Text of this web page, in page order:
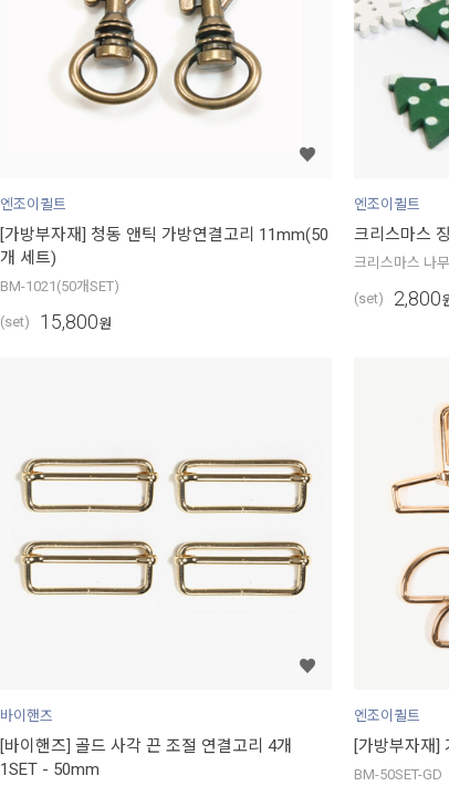
엔조이퀼트
[가방부자재] 청동 앤틱 가방연결고리 11mm(50
개 세트)
BM-1021(50개SET)
(set) 15,800원
엔조이퀼트
크리스마스
크리스마스 나
(set) 2,800
바이핸즈
[바이핸즈] 골드 사각 끈 조절 연결고리 4개
1SET - 50mm
엔조이퀼트
[가방부자재]
BM-50SET-GD